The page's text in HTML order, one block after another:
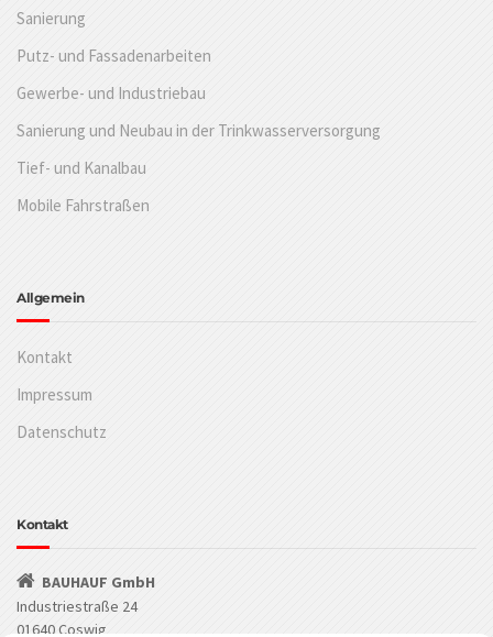
Sanierung
Putz- und Fassadenarbeiten
Gewerbe- und Industriebau
Sanierung und Neubau in der Trinkwasserversorgung
Tief- und Kanalbau
Mobile Fahrstraßen
Allgemein
Kontakt
Impressum
Datenschutz
Kontakt
BAUHAUF GmbH
Industriestraße 24
01640 Coswig